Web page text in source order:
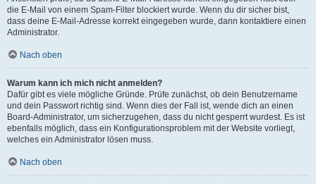
die E-Mail von einem Spam-Filter blockiert wurde. Wenn du dir sicher bist,
dass deine E-Mail-Adresse korrekt eingegeben wurde, dann kontaktiere einen
Administrator.
Nach oben
Warum kann ich mich nicht anmelden?
Dafür gibt es viele mögliche Gründe. Prüfe zunächst, ob dein Benutzername
und dein Passwort richtig sind. Wenn dies der Fall ist, wende dich an einen
Board-Administrator, um sicherzugehen, dass du nicht gesperrt wurdest. Es ist
ebenfalls möglich, dass ein Konfigurationsproblem mit der Website vorliegt,
welches ein Administrator lösen muss.
Nach oben